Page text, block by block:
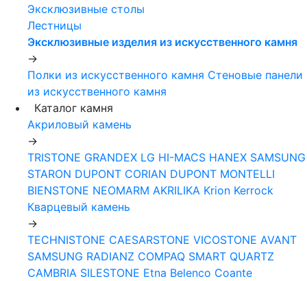
Эксклюзивные столы
Лестницы
Эксклюзивные изделия из искусственного камня
->
Полки из искусственного камня Стеновые панели
из искусственного камня
Каталог камня
Акриловый камень
->
TRISTONE GRANDEX LG HI-MACS HANEX SAMSUNG
STARON DUPONT CORIAN DUPONT MONTELLI
BIENSTONE NEOMARM AKRILIKA Krion Kerrock
Кварцевый камень
->
TECHNISTONE CAESARSTONE VICOSTONE AVANT
SAMSUNG RADIANZ COMPAQ SMART QUARTZ
CAMBRIA SILESTONE Etna Belenco Coante